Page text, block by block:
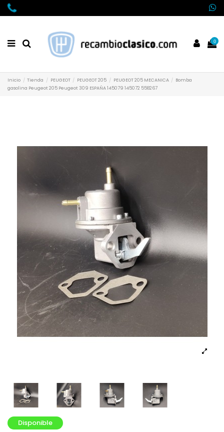
0
Inicio Tienda PEUGEOT PEUGEOT 205 PEUGEOT 205 MECANICA
Bomba
gasolina Peugeot 205 Peugeot 309 ESPAÑA 145079 145072 558267
Disponible